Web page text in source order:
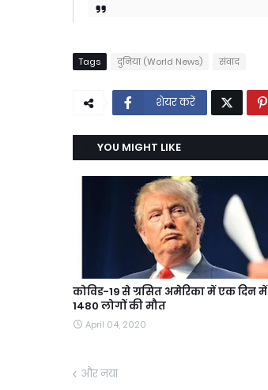
Tags दुनिया (World News) संवाद
शेयर करें
YOU MIGHT LIKE
कोविड-19 से ग्रसित अमेरिका में एक दिन में
1480 लोगों की मौत
April 04, 2020
और नया